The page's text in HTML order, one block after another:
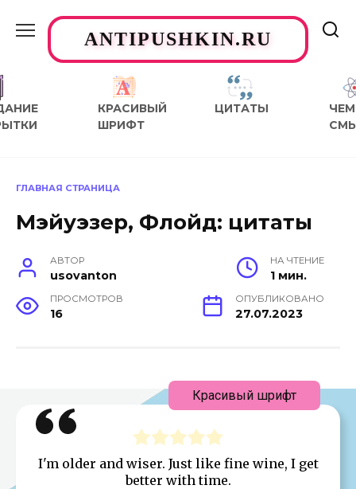
содержаниюANTIPUSHKIN.RU
КРАСИВЫЙ
ШРИФТ
ЦИТАТЫ
ЧЕМ
ГЛАВНАЯ СТРАНИЦА
Мэйуэзер, Флойд: цитаты
АВТОР
usovanton
НА ЧТЕНИЕ
1 мин.
ПРОСМОТРОВ
16
ОПУБЛИКОВАНО
27.07.2023
I'm older and wiser. Just like fine wine, I get
better with time.
Красивый шрифт